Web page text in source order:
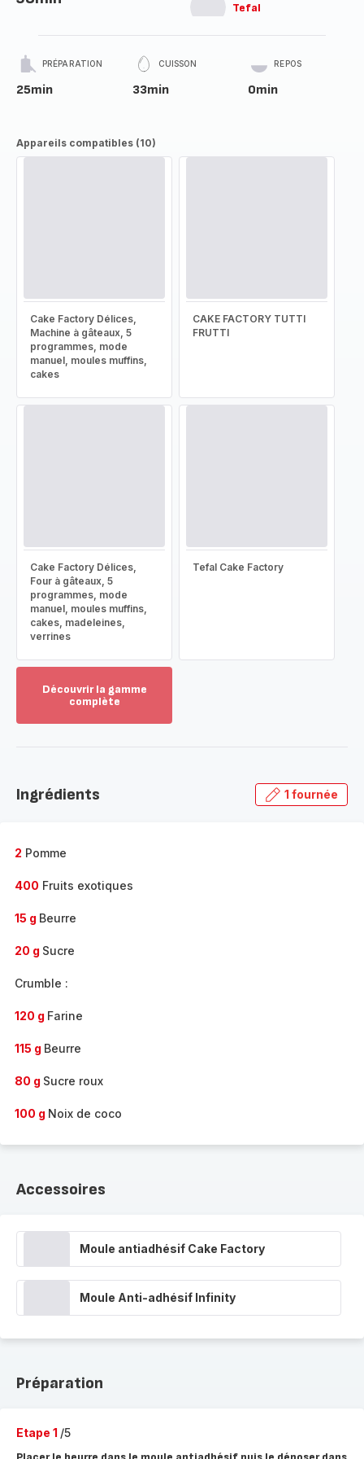
Tefal
PRÉPARATION
25min
CUISSON
33min
REPOS
0min
Appareils compatibles (10)
Cake Factory Délices,
Machine à gâteaux, 5
programmes, mode
manuel, moules muffins,
cakes
CAKE FACTORY TUTTI
FRUTTI
Cake Factory Délices,
Four à gâteaux, 5
programmes, mode
manuel, moules muffins,
cakes, madeleines,
verrines
Tefal Cake Factory
Découvrir la gamme
complète
gamme
Ingrédients 1 fournée
2 Pomme
400 Fruits exotiques
15 g Beurre
20 g Sucre
Crumble :
120 g Farine
115 g Beurre
80 g Sucre roux
100 g Noix de coco
Accessoires
Moule antiadhésif Cake Factory
Moule Anti-adhésif Infinity
Préparation
Etape 1 /5